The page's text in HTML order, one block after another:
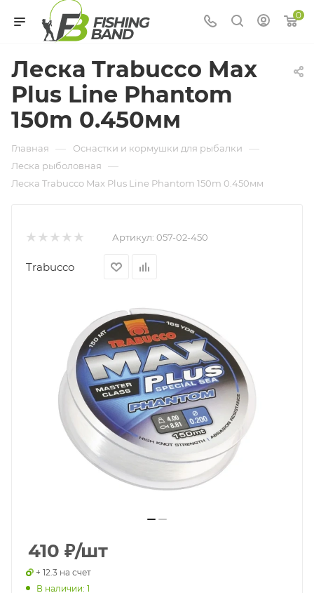
0
Леска Trabucco Max
Plus Line Phantom
150m 0.450мм
Главная — Оснастки и кормушки для рыбалки —
Леска рыболовная —
Леска Trabucco Max Plus Line Phantom 150m 0.450мм
Артикул: 057-02-450
Trabucco
410 ₽/шт
+ 12.3 на счет
В наличии: 1